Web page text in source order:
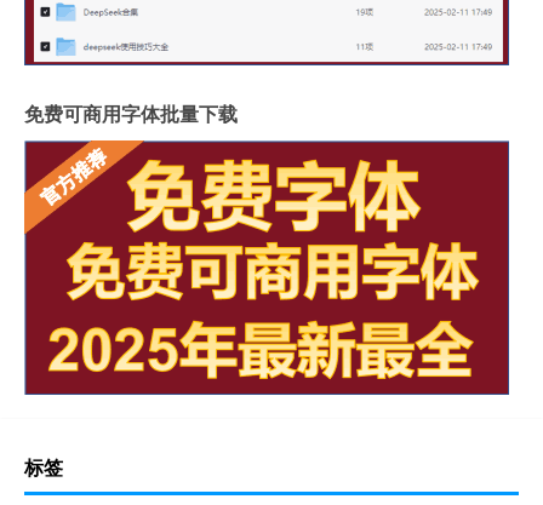
免费可商用字体批量下载
标签